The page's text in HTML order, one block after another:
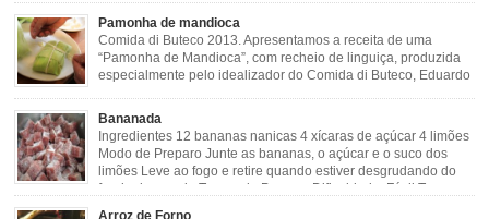
verde 2 dentes de alho amassado 3 colheres de óleo 2 […]
Pamonha de mandioca
Comida di Buteco 2013. Apresentamos a receita de uma
“Pamonha de Mandioca”, com recheio de linguiça, produzida
especialmente pelo idealizador do Comida di Buteco, Eduardo
cebola picadinha 100gr de mandioca crua ralada e espremida 1 colher café
de manteiga 35ml de leite Palha de milho verde 1 […]
Bananada
Ingredientes 12 bananas nanicas 4 xícaras de açúcar 4 limões
Modo de Preparo Junte as bananas, o açúcar e o suco dos
limões Leve ao fogo e retire quando estiver desgrudando do
fundo da panela Tempo de Preparo Dificuldade: Fácil Tempo
de Preparo: 40 minutos http://eusoumineirouaiso.com.br/culinaria-
Arroz de Forno